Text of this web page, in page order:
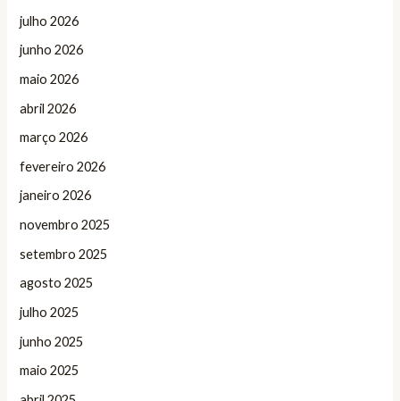
julho 2026
junho 2026
maio 2026
abril 2026
março 2026
fevereiro 2026
janeiro 2026
novembro 2025
setembro 2025
agosto 2025
julho 2025
junho 2025
maio 2025